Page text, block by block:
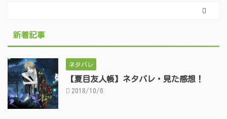
新着記事
ネタバレ
【夏目友人帳】ネタバレ・見た感想！
2018/10/6